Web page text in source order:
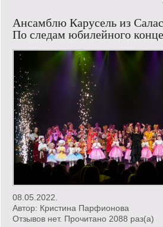
Кинообзор
Книгообзор
Логика
Поговорим?!
Риторика
Слово гостям
Философские размышления
Этот огромный мир!
Ансамблю Карусель из
По следам юбилейного
08.05.2022.
Автор: Кристина Парфионова
Отзывов нет. Прочитано 2088 раз(a)